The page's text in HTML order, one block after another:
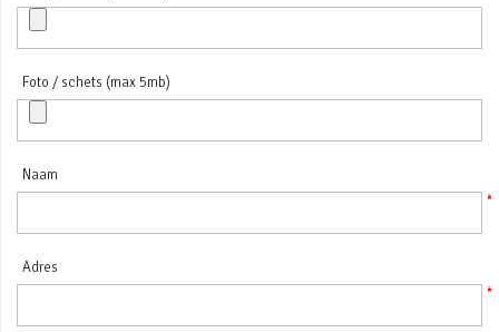
Foto / schets (max 5mb)
Naam
Adres